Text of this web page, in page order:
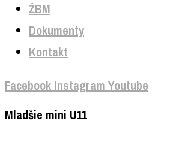
ŽBM
Dokumenty
Kontakt
Facebook Instagram Youtube
Mladšie mini U11